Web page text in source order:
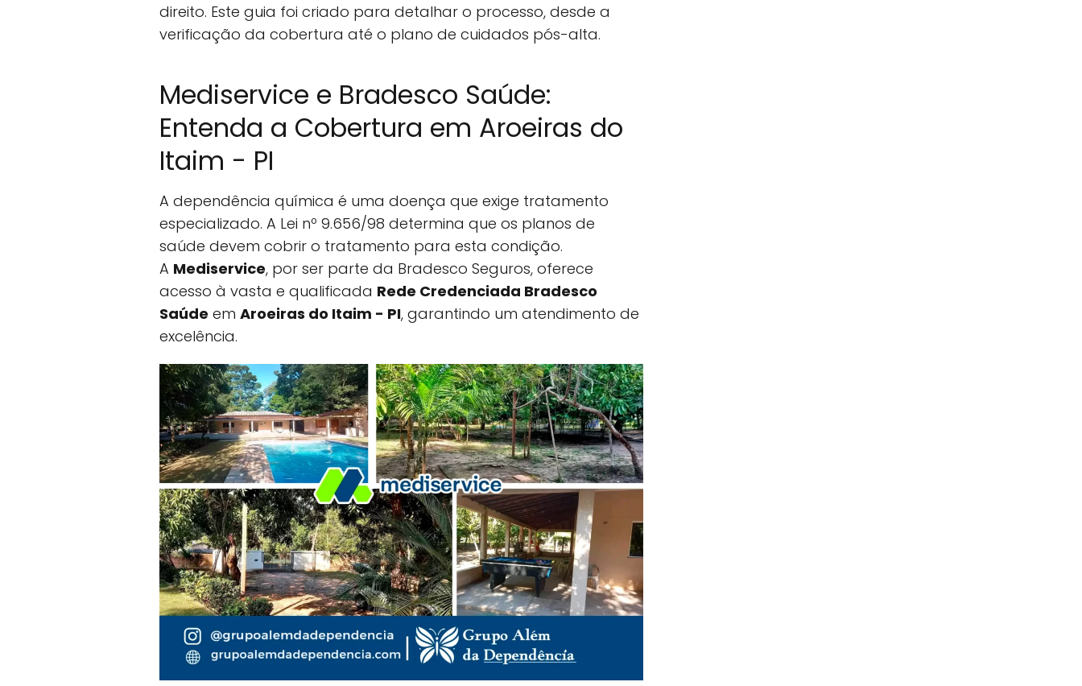
direito. Este guia foi criado para detalhar o processo, desde a
verificação da cobertura até o plano de cuidados pós-alta.
Mediservice e Bradesco Saúde:
Entenda a Cobertura em Aroeiras do
Itaim - PI
A dependência química é uma doença que exige tratamento
especializado. A Lei nº 9.656/98 determina que os planos de
saúde devem cobrir o tratamento para esta condição.
A Mediservice, por ser parte da Bradesco Seguros, oferece
acesso à vasta e qualificada Rede Credenciada Bradesco
Saúde em Aroeiras do Itaim - PI, garantindo um atendimento de
excelência.